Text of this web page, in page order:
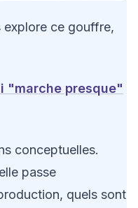
explore ce gouffre,
"marche presque"
conceptuelles.
passe
quels sont